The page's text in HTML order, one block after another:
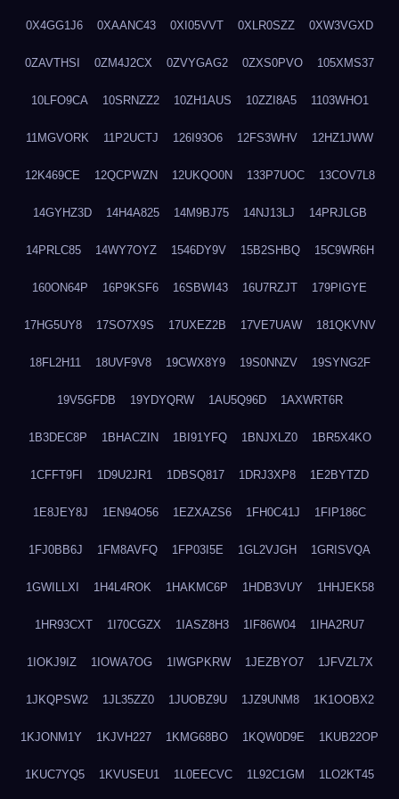
0X4GG1J6 0XAANC43 0XI05VVT 0XLR0SZZ 0XW3VGXD
0ZAVTHSI 0ZM4J2CX 0ZVYGAG2 0ZXS0PVO 105XMS37
10LFO9CA 10SRNZZ2 10ZH1AUS 10ZZI8A5 1103WHO1
11MGVORK 11P2UCTJ 126I93O6 12FS3WHV 12HZ1JWW
12K469CE 12QCPWZN 12UKQO0N 133P7UOC 13COV7L8
14GYHZ3D 14H4A825 14M9BJ75 14NJ13LJ 14PRJLGB
14PRLC85 14WY7OYZ 1546DY9V 15B2SHBQ 15C9WR6H
160ON64P 16P9KSF6 16SBWI43 16U7RZJT 179PIGYE
17HG5UY8 17SO7X9S 17UXEZ2B 17VE7UAW 181QKVNV
18FL2H11 18UVF9V8 19CWX8Y9 19S0NNZV 19SYNG2F
19V5GFDB 19YDYQRW 1AU5Q96D 1AXWRT6R
1B3DEC8P 1BHACZIN 1BI91YFQ 1BNJXLZ0 1BR5X4KO
1CFFT9FI 1D9U2JR1 1DBSQ817 1DRJ3XP8 1E2BYTZD
1E8JEY8J 1EN94O56 1EZXAZS6 1FH0C41J 1FIP186C
1FJ0BB6J 1FM8AVFQ 1FP03I5E 1GL2VJGH 1GRISVQA
1GWILLXI 1H4L4ROK 1HAKMC6P 1HDB3VUY 1HHJEK58
1HR93CXT 1I70CGZX 1IASZ8H3 1IF86W04 1IHA2RU7
1IOKJ9IZ 1IOWA7OG 1IWGPKRW 1JEZBYO7 1JFVZL7X
1JKQPSW2 1JL35ZZ0 1JUOBZ9U 1JZ9UNM8 1K1OOBX2
1KJONM1Y 1KJVH227 1KMG68BO 1KQW0D9E 1KUB22OP
1KUC7YQ5 1KVUSEU1 1L0EECVC 1L92C1GM 1LO2KT45